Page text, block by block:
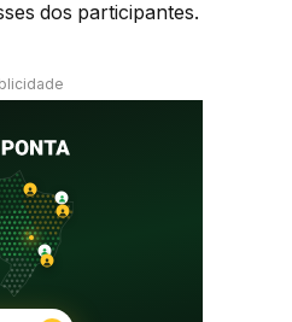
dos participantes.